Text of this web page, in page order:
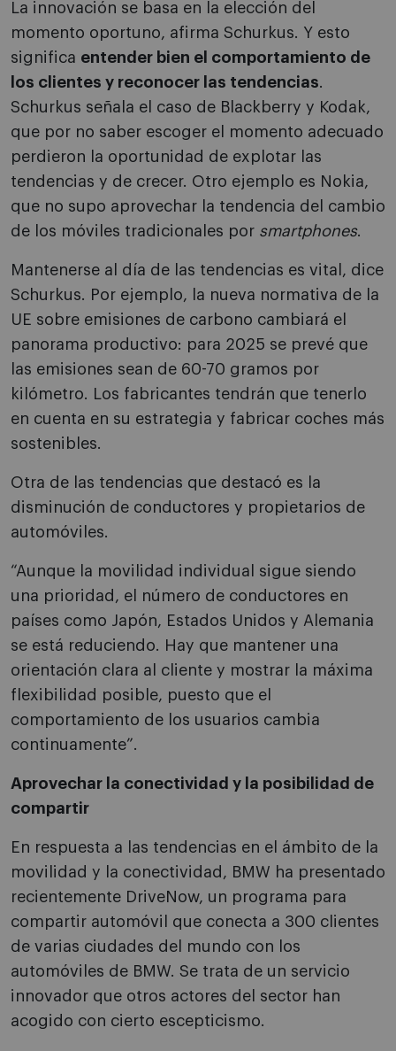
La innovación se basa en la elección del
momento oportuno, afirma Schurkus. Y esto
significa entender bien el comportamiento de
los clientes y reconocer las tendencias.
Schurkus señala el caso de Blackberry y Kodak,
que por no saber escoger el momento adecuado
perdieron la oportunidad de explotar las
tendencias y de crecer. Otro ejemplo es Nokia,
que no supo aprovechar la tendencia del cambio
de los móviles tradicionales por smartphones.
Mantenerse al día de las tendencias es vital, dice
Schurkus. Por ejemplo, la nueva normativa de la
UE sobre emisiones de carbono cambiará el
panorama productivo: para 2025 se prevé que
las emisiones sean de 60-70 gramos por
kilómetro. Los fabricantes tendrán que tenerlo
en cuenta en su estrategia y fabricar coches más
sostenibles.
Otra de las tendencias que destacó es la
disminución de conductores y propietarios de
automóviles.
“Aunque la movilidad individual sigue siendo
una prioridad, el número de conductores en
países como Japón, Estados Unidos y Alemania
se está reduciendo. Hay que mantener una
orientación clara al cliente y mostrar la máxima
flexibilidad posible, puesto que el
comportamiento de los usuarios cambia
continuamente”.
Aprovechar la conectividad y la posibilidad de
compartir
En respuesta a las tendencias en el ámbito de la
movilidad y la conectividad, BMW ha presentado
recientemente DriveNow, un programa para
compartir automóvil que conecta a 300 clientes
de varias ciudades del mundo con los
automóviles de BMW. Se trata de un servicio
innovador que otros actores del sector han
acogido con cierto escepticismo.